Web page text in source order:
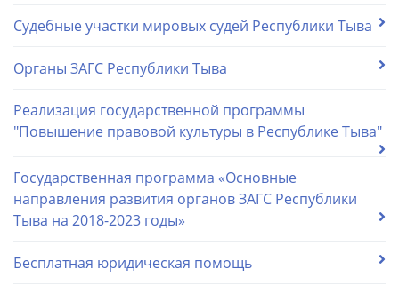
Судебные участки мировых судей Республики Тыва
Органы ЗАГС Республики Тыва
Реализация государственной программы
"Повышение правовой культуры в Республике Тыва"
Государственная программа «Основные
направления развития органов ЗАГС Республики
Тыва на 2018-2023 годы»
Бесплатная юридическая помощь